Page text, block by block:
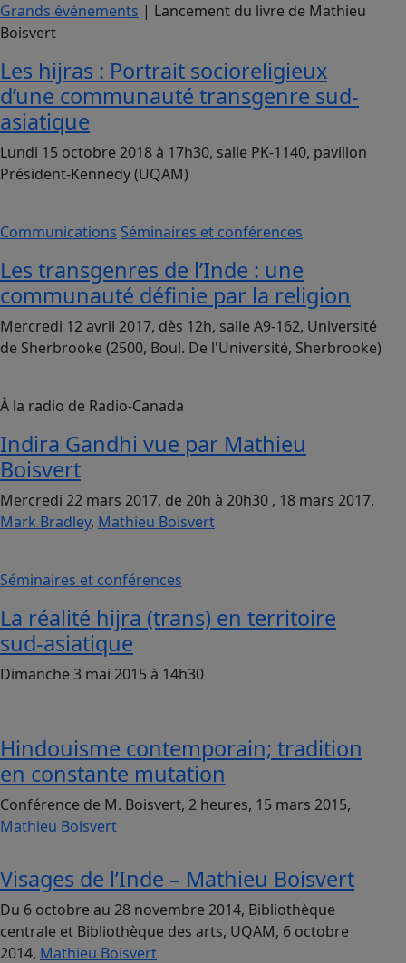
Grands événements | Lancement du livre de Mathieu
Boisvert
Les hijras : Portrait socioreligieux
d’une communauté transgenre sud-
asiatique
Lundi 15 octobre 2018 à 17h30, salle PK-1140, pavillon
Président-Kennedy (UQAM)
Communications Séminaires et conférences
Les transgenres de l’Inde : une
communauté définie par la religion
Mercredi 12 avril 2017, dès 12h, salle A9-162, Université
de Sherbrooke (2500, Boul. De l'Université, Sherbrooke)
À la radio de Radio-Canada
Indira Gandhi vue par Mathieu
Boisvert
Mercredi 22 mars 2017, de 20h à 20h30 , 18 mars 2017,
Mark Bradley, Mathieu Boisvert
Séminaires et conférences
La réalité hijra (trans) en territoire
sud-asiatique
Dimanche 3 mai 2015 à 14h30
Hindouisme contemporain; tradition
en constante mutation
Conférence de M. Boisvert, 2 heures, 15 mars 2015,
Mathieu Boisvert
Visages de l’Inde – Mathieu Boisvert
Du 6 octobre au 28 novembre 2014, Bibliothèque
centrale et Bibliothèque des arts, UQAM, 6 octobre
2014, Mathieu Boisvert